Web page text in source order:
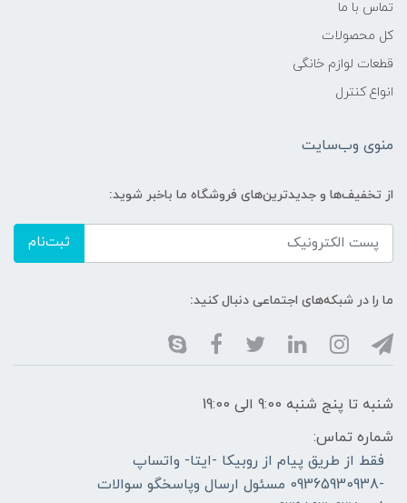
تماس با ما
کل محصولات
قطعات لوازم خانگی
انواع کنترل
منوی وب‌سایت
از تخفیف‌ها و جدیدترین‌های فروشگاه ما باخبر شوید:
ثبت‌نام
ما را در شبکه‌های اجتماعی دنبال کنید:
شنبه تا پنج شنبه 9:00 الی 19:00
شماره تماس:
فقط از طریق پیام از روبیکا -ایتا- واتساپ
-09365930938 مسئول ارسال وپاسخگو سوالات